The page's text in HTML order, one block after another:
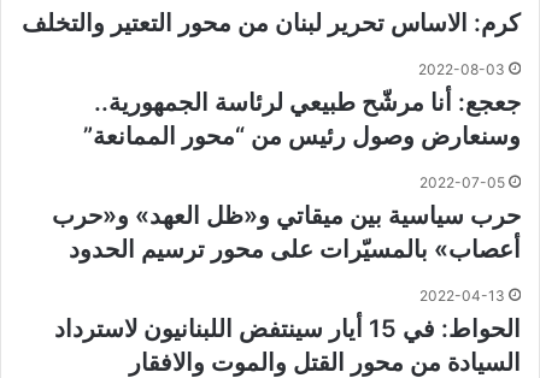
كرم: الاساس تحرير لبنان من محور التعتير والتخلف
2022-08-03
جعجع: أنا مرشّح طبيعي لرئاسة الجمهورية..
وسنعارض وصول رئيس من “محور الممانعة”
2022-07-05
حرب سياسية بين ميقاتي و«ظل العهد» و«حرب
أعصاب» بالمسيّرات على محور ترسيم الحدود
2022-04-13
الحواط: في 15 أيار سينتفض اللبنانيون لاسترداد
السيادة من محور القتل والموت والافقار